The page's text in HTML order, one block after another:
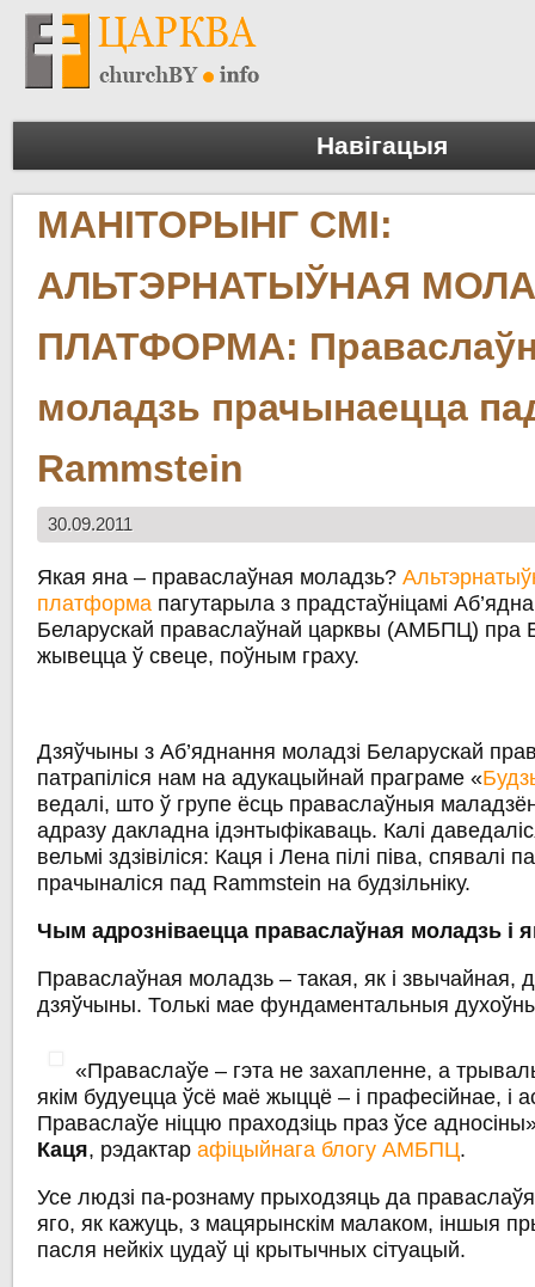
Навігацыя
МАНІТОРЫНГ СМІ:
АЛЬТЭРНАТЫЎНАЯ
ПЛАТФОРМА:
моладзь прачынаецца
Rammstein
30.09.2011
Якая яна – праваслаўная моладзь?
платформа пагутарыла з прадстаўніцамі
Беларускай праваслаўнай царквы (АМБПЦ) пра
жывецца ў свеце, поўным граху.
Дзяўчыны з Аб’яднання моладзі Беларускай
патрапіліся нам на адукацыйнай праграме «
ведалі, што ў групе ёсць праваслаўныя
адразу дакладна ідэнтыфікаваць. Калі
вельмі здзівіліся: Каця і Лена пілі піва, спявалі
прачыналіся пад Rammstein на будзільніку.
Чым адрозніваецца праваслаўная моладзь і
Праваслаўная моладзь – такая, як і звычайная,
дзяўчыны. Толькі мае фундаментальныя
«Праваслаўе – гэта не захапленне, а
якім будуецца ўсё маё жыццё – і прафесійнае, і
Праваслаўе ніццю праходзіць праз ўсе
Каця, рэдактарафіцыйнага блогу АМБПЦ.
Усе людзі па-рознаму прыходзяць да
яго, як кажуць, з мацярынскім малаком, іншыя
пасля нейкіх цудаў ці крытычных сітуацый.